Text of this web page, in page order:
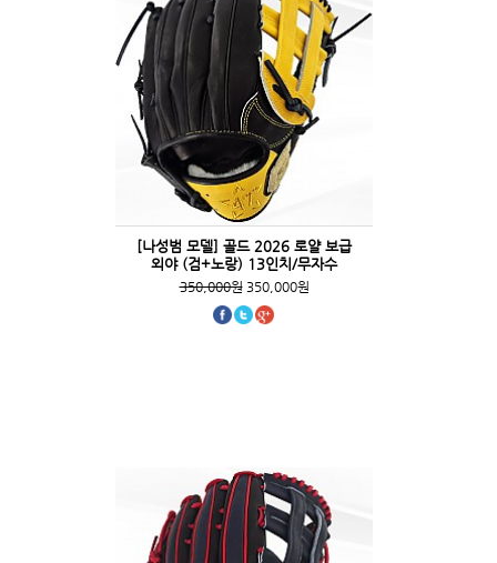
[나성범 모델] 골드 2026 로얄 보급
외야 (검+노랑) 13인치/무자수
350,000원350,000원